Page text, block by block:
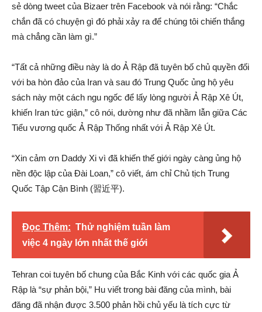
sẻ dòng tweet của Bizaer trên Facebook và nói rằng: “Chắc
chắn đã có chuyện gì đó phải xảy ra để chúng tôi chiến thắng
mà chẳng cần làm gì.”
“Tất cả những điều này là do Ả Rập đã tuyên bố chủ quyền đối
với ba hòn đảo của Iran và sau đó Trung Quốc ủng hộ yêu
sách này một cách ngu ngốc để lấy lòng người Ả Rập Xê Út,
khiến Iran tức giận,” cô nói, dường như đã nhầm lẫn giữa Các
Tiểu vương quốc Ả Rập Thống nhất với Ả Rập Xê Út.
“Xin cảm ơn Daddy Xi vì đã khiến thế giới ngày càng ủng hộ
nền độc lập của Đài Loan,” cô viết, ám chỉ Chủ tịch Trung
Quốc Tập Cận Bình (習近平).
Đọc Thêm: Thử nghiệm tuần làm
việc 4 ngày lớn nhất thế giới
Tehran coi tuyên bố chung của Bắc Kinh với các quốc gia Ả
Rập là “sự phản bội,” Hu viết trong bài đăng của mình, bài
đăng đã nhận được 3.500 phản hồi chủ yếu là tích cực từ